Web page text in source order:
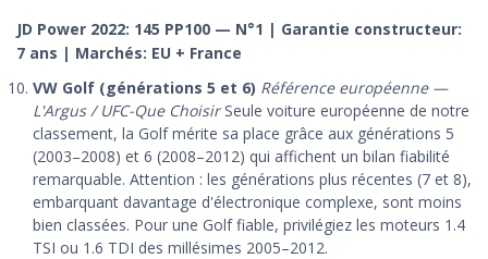
JD Power 2022: 145 PP100 — N°1 | Garantie constructeur:
7 ans | Marchés: EU + France
VW Golf (générations 5 et 6) Référence européenne —
L'Argus / UFC-Que ChoisirSeule voiture européenne de notre
classement, la Golf mérite sa place grâce aux générations 5
(2003–2008) et 6 (2008–2012) qui affichent un bilan fiabilité
remarquable. Attention : les générations plus récentes (7 et 8),
embarquant davantage d'électronique complexe, sont moins
bien classées. Pour une Golf fiable, privilégiez les moteurs 1.4
TSI ou 1.6 TDI des millésimes 2005–2012.